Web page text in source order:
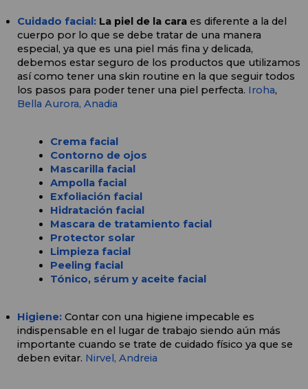
Cuidado facial: La piel de la cara es diferente a la del
cuerpo por lo que se debe tratar de una manera
especial, ya que es una piel más fina y delicada,
debemos estar seguro de los productos que utilizamos
así como tener una skin routine en la que seguir todos
los pasos para poder tener una piel perfecta. Iroha
Bella Aurora, Anadia
Crema facial
Contorno de ojos
Mascarilla facial
Ampolla facial
Exfoliación facial
Hidratación facial
Mascara de tratamiento facial
Protector solar
Limpieza facial
Peeling facial
Tónico, sérum y aceite facial
Higiene: Contar con una higiene impecable es
indispensable en el lugar de trabajo siendo aún más
importante cuando se trate de cuidado físico ya que se
deben evitar. Nirvel, Andreia